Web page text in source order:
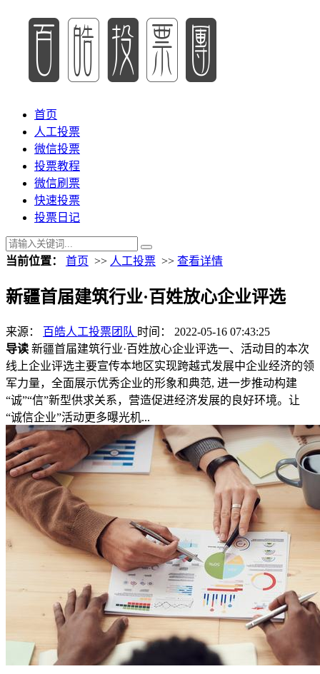
首页
人工投票
微信投票
投票教程
微信刷票
快速投票
投票日记
当前位置： 首页 >> 人工投票 >> 查看详情
新疆首届建筑行业·百姓放心企业评选
来源： 百皓人工投票团队 时间： 2022-05-16 07:43:25
导读 新疆首届建筑行业·百姓放心企业评选一、活动目的本次
线上企业评选主要宣传本地区实现跨越式发展中企业经济的领
军力量，全面展示优秀企业的形象和典范, 进一步推动构建
“诚”“信”新型供求关系，营造促进经济发展的良好环境。让
“诚信企业”活动更多曝光机...